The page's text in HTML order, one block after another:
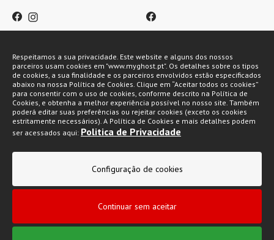
Métodos de pagamento
My Ghost 2026 © Todos os direitos reservados
Condições gerais de venda
Respeitamos a sua privacidade. Este website e alguns dos nossos
parceiros usam cookies em "www.myghost.pt". Os detalhes sobre os tipos
de cookies, a sua finalidade e os parceiros envolvidos estão especificados
abaixo na nossa Política de Cookies. Clique em “Aceitar todos os cookies”
para consentir com o uso de cookies, conforme descrito na Política de
Cookies, e obtenha a melhor experiência possível no nosso site. Também
poderá editar suas preferências ou rejeitar cookies (exceto os cookies
estritamente necessários). A Política de Cookies e mais detalhes podem
ser acessados aqui: Politica de Privacidade
Configuração de cookies
Continuar sem aceitar